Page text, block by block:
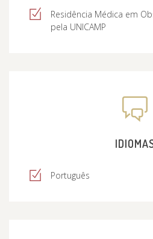
Residência Médica em
pela UNICAMP
Português